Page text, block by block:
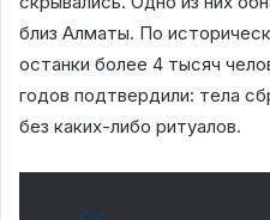
близ Алматы. По
останки более 4 тысяч
годов подтвердили: тела
без каких-либо ритуалов.